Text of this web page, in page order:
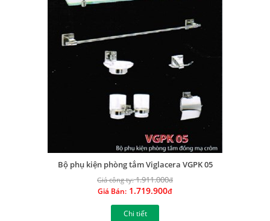
Bộ phụ kiện phòng tắm Viglacera VGPK 05
Giá công ty:1.911.000đ
Giá Bán: 1.719.900đ
Chi tiết